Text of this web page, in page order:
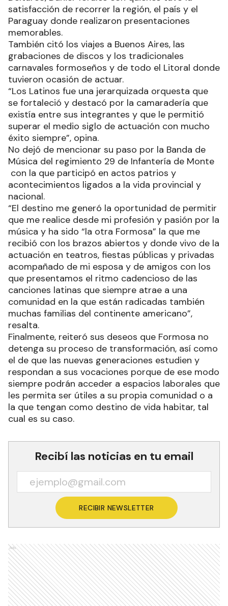
satisfacción de recorrer la región, el país y el
Paraguay donde realizaron presentaciones
memorables.
También citó los viajes a Buenos Aires, las
grabaciones de discos y los tradicionales
carnavales formoseños y de todo el Litoral donde
tuvieron ocasión de actuar.
“Los Latinos fue una jerarquizada orquesta que
se fortaleció y destacó por la camaradería que
existía entre sus integrantes y que le permitió
superar el medio siglo de actuación con mucho
éxito siempre”, opina.
No dejó de mencionar su paso por la Banda de
Música del regimiento 29 de Infantería de Monte
con la que participó en actos patrios y
acontecimientos ligados a la vida provincial y
nacional.
“El destino me generó la oportunidad de permitir
que me realice desde mi profesión y pasión por la
música y ha sido “la otra Formosa” la que me
recibió con los brazos abiertos y donde vivo de la
actuación en teatros, fiestas públicas y privadas
acompañado de mi esposa y de amigos con los
que presentamos el ritmo cadencioso de las
canciones latinas que siempre atrae a una
comunidad en la que están radicadas también
muchas familias del continente americano”,
resalta.
Finalmente, reiteró sus deseos que Formosa no
detenga su proceso de transformación, así como
el de que las nuevas generaciones estudien y
respondan a sus vocaciones porque de ese modo
siempre podrán acceder a espacios laborales que
les permita ser útiles a su propia comunidad o a
la que tengan como destino de vida habitar, tal
cual es su caso.
Recibí las noticias en tu email
RECIBIR NEWSLETTER
Ads